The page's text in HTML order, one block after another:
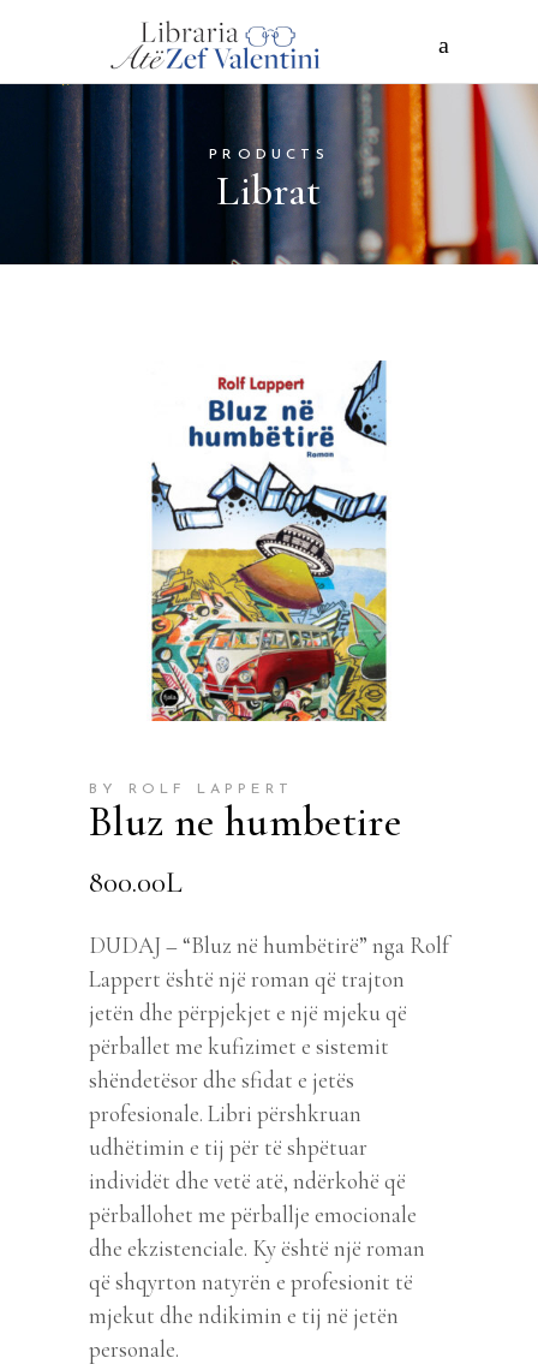
PRODUCTS
Librat
BY ROLF LAPPERT
Bluz ne humbetire
800.00L
DUDAJ – “Bluz në humbëtirë” nga Rolf
Lappert është një roman që trajton
jetën dhe përpjekjet e një mjeku që
përballet me kufizimet e sistemit
shëndetësor dhe sfidat e jetës
profesionale. Libri përshkruan
udhëtimin e tij për të shpëtuar
individët dhe vetë atë, ndërkohë që
përballohet me përballje emocionale
dhe ekzistenciale. Ky është një roman
që shqyrton natyrën e profesionit të
mjekut dhe ndikimin e tij në jetën
personale.